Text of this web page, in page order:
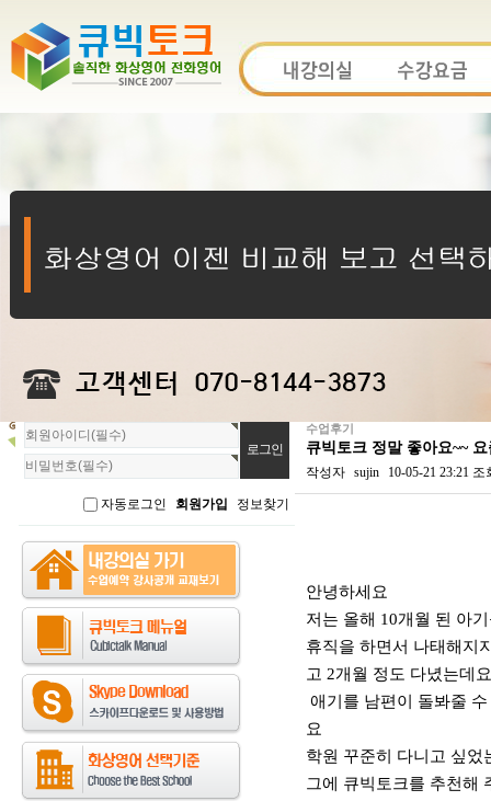
회
원
로
자동로그인 회원가입 정보찾기
수업후기
큐빅토크 정말 좋아요~~
작성자 sujin 10-05-21 23:21 조
안녕하세요
저는 올해 10개월 된 아
휴직을 하면서 나태해지
고 2개월 정도 다녔는데요
애기를 남편이 돌봐줄
요
학원 꾸준히 다니고 싶
그에 큐빅토크를 추천해